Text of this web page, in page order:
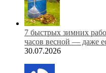
7 быстрых зимних
часов весной — даже
30.07.2026